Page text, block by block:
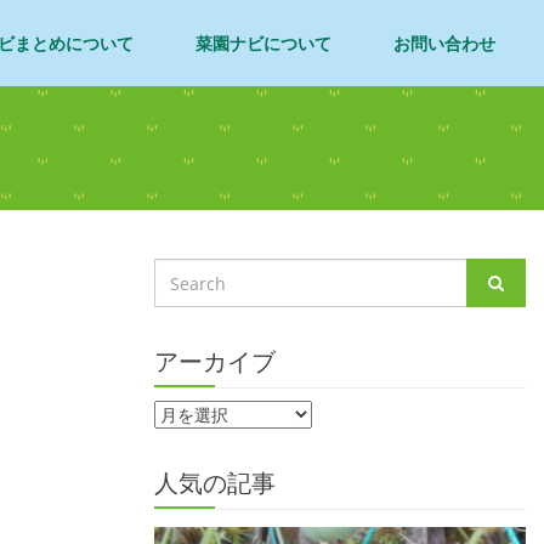
まとめについて 菜園ナビについて お問い合わせ
アーカイブ
人気の記事